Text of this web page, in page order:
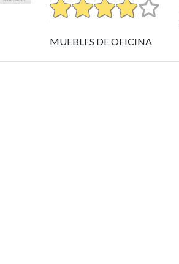
MUEBLES DE OFICINA